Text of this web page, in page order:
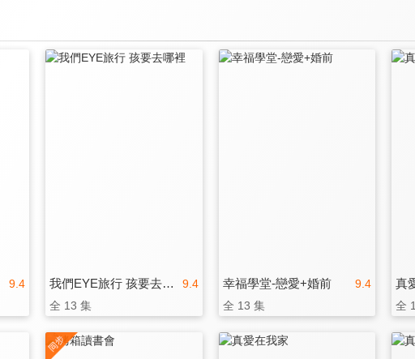
9.4 9.4
我們EYE旅行 孩要去哪裡
全 13 集
9.4
幸福學堂-戀愛+婚前
全 13 集
真
全